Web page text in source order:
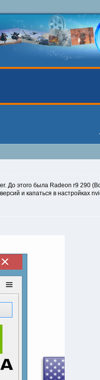
До этого была Radeon r9 290
и капаться в настройках